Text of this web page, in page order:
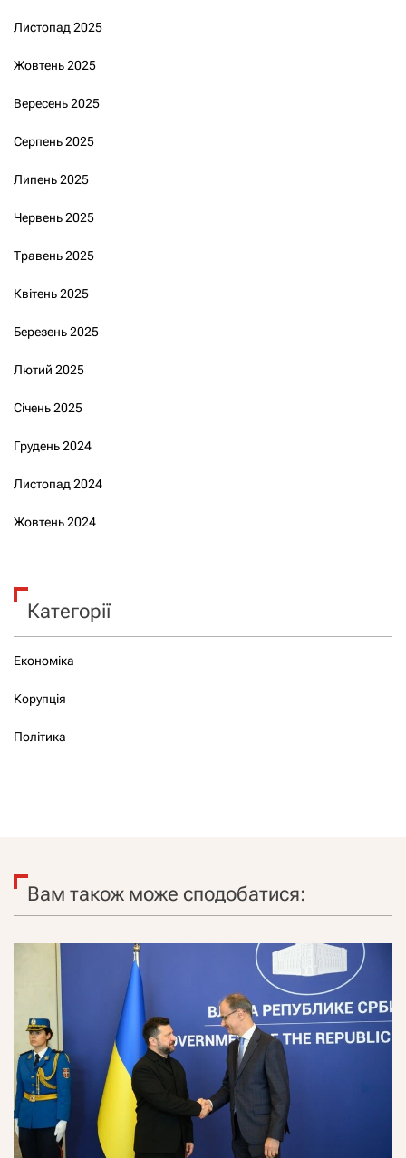
Листопад 2025
Жовтень 2025
Вересень 2025
Серпень 2025
Липень 2025
Червень 2025
Травень 2025
Квітень 2025
Березень 2025
Лютий 2025
Січень 2025
Грудень 2024
Листопад 2024
Жовтень 2024
Категорії
Економіка
Корупція
Політика
Вам також може сподобатися: